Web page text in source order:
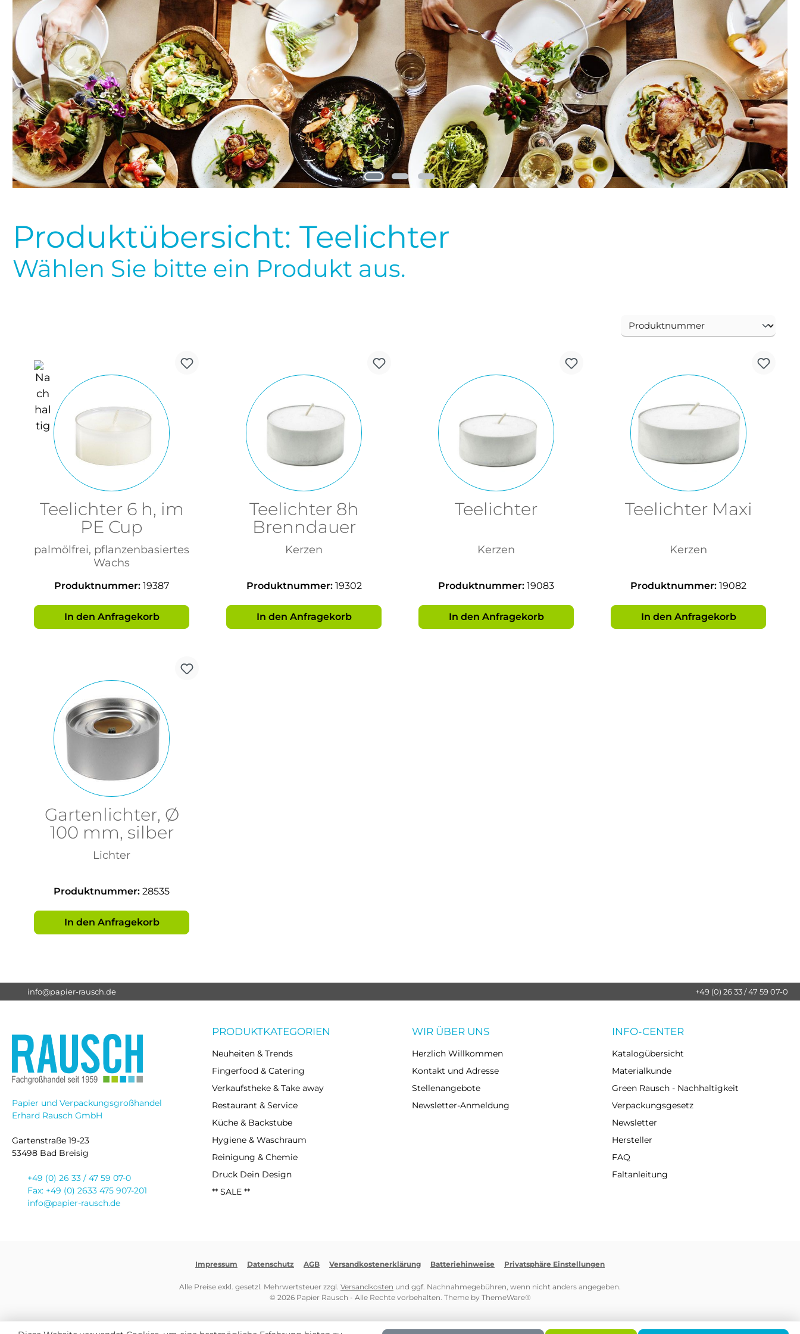
Produktübersicht: Teelichter
Wählen Sie bitte ein Produkt aus.
Teelichter 6 h, im
PE Cup
palmölfrei, pflanzenbasiertes
Wachs
Produktnummer: 19387
In den Anfragekorb
Teelichter 8h
Brenndauer
Kerzen
Produktnummer: 19302
In den Anfragekorb
Teelichter
Kerzen
Produktnummer: 19083
In den Anfragekorb
Teelichter Maxi
Kerzen
Produktnummer: 19082
In den Anfragekorb
Gartenlichter, Ø
100 mm, silber
Lichter
Produktnummer: 28535
In den Anfragekorb
info@papier-rausch.de +49 (0) 26 33 / 47 59 07-0
Papier und Verpackungsgroßhandel
Erhard Rausch GmbH
Gartenstraße 19-23
53498 Bad Breisig
+49 (0) 26 33 / 47 59 07-0
Fax: +49 (0) 2633 475 907-201
info@papier-rausch.de
PRODUKTKATEGORIEN
Neuheiten & Trends
Fingerfood & Catering
Verkaufstheke & Take away
Restaurant & Service
Küche & Backstube
Hygiene & Waschraum
Reinigung & Chemie
Druck Dein Design
** SALE **
WIR ÜBER UNS
Herzlich Willkommen
Kontakt und Adresse
Stellenangebote
Newsletter-Anmeldung
INFO-CENTER
Katalogübersicht
Materialkunde
Green Rausch - Nachhaltigkeit
Verpackungsgesetz
Newsletter
Hersteller
FAQ
Faltanleitung
Impressum Datenschutz AGB Versandkostenerklärung Batteriehinweise Privatsphäre Einstellungen
Alle Preise exkl. gesetzl. Mehrwertsteuer zzgl. Versandkosten und ggf. Nachnahmegebühren, wenn nicht anders angegeben.
© 2026 Papier Rausch - Alle Rechte vorbehalten. Theme by ThemeWare®